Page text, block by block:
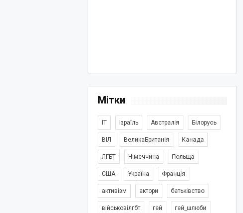
Мітки
IT Ізраїль Австралія Білорусь
ВІЛ ВеликаБританія Канада
ЛГБТ Німеччина Польща
США Україна Франція
активізм актори батьківство
військовілгбт гей гей_шлюби